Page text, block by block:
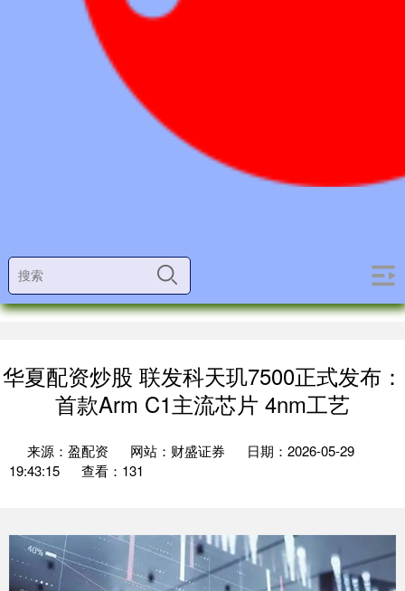
华夏配资炒股 联发科天玑7500正式发布：
首款Arm C1主流芯片 4nm工艺
来源：盈配资 网站：财盛证券
日期：2026-05-29
19:43:15
查看：131